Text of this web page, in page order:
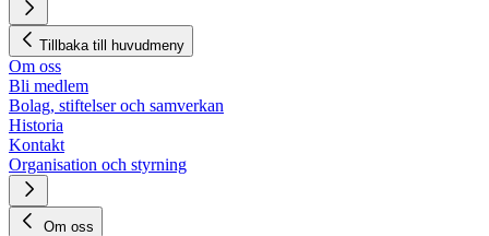
Tillbaka till huvudmeny
Om oss
Bli medlem
Bolag, stiftelser och samverkan
Historia
Kontakt
Organisation och styrning
Om oss